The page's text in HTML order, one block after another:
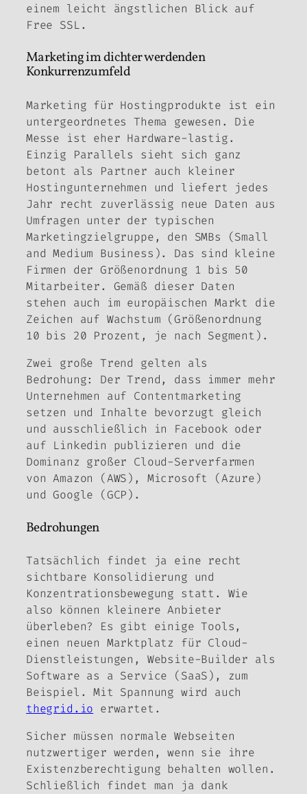
einem leicht ängstlichen Blick auf
Free SSL.
Marketing im dichter werdenden
Konkurrenzumfeld
Marketing für Hostingprodukte ist ein
untergeordnetes Thema gewesen. Die
Messe ist eher Hardware-lastig.
Einzig Parallels sieht sich ganz
betont als Partner auch kleiner
Hostingunternehmen und liefert jedes
Jahr recht zuverlässig neue Daten aus
Umfragen unter der typischen
Marketingzielgruppe, den SMBs (Small
and Medium Business). Das sind kleine
Firmen der Größenordnung 1 bis 50
Mitarbeiter. Gemäß dieser Daten
stehen auch im europäischen Markt die
Zeichen auf Wachstum (Größenordnung
10 bis 20 Prozent, je nach Segment).
Zwei große Trend gelten als
Bedrohung: Der Trend, dass immer mehr
Unternehmen auf Contentmarketing
setzen und Inhalte bevorzugt gleich
und ausschließlich in Facebook oder
auf Linkedin publizieren und die
Dominanz großer Cloud-Serverfarmen
von Amazon (AWS), Microsoft (Azure)
und Google (GCP).
Bedrohungen
Tatsächlich findet ja eine recht
sichtbare Konsolidierung und
Konzentrationsbewegung statt. Wie
also können kleinere Anbieter
überleben? Es gibt einige Tools,
einen neuen Marktplatz für Cloud-
Dienstleistungen, Website-Builder als
Software as a Service (SaaS), zum
Beispiel. Mit Spannung wird auch
thegrid.io erwartet.
Sicher müssen normale Webseiten
nutzwertiger werden, wenn sie ihre
Existenzberechtigung behalten wollen.
Schließlich findet man ja dank